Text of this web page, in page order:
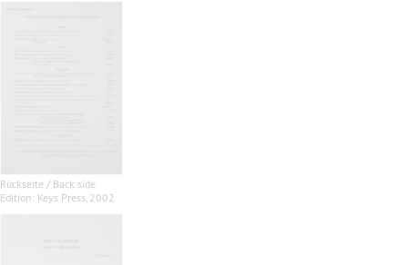
Rückseite / Back side
Edition: Keys Press, 2002